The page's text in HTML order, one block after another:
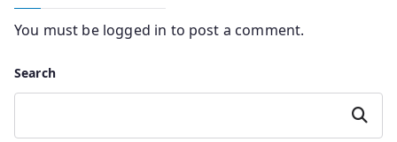
You must be logged in to post a comment.
Search
Search